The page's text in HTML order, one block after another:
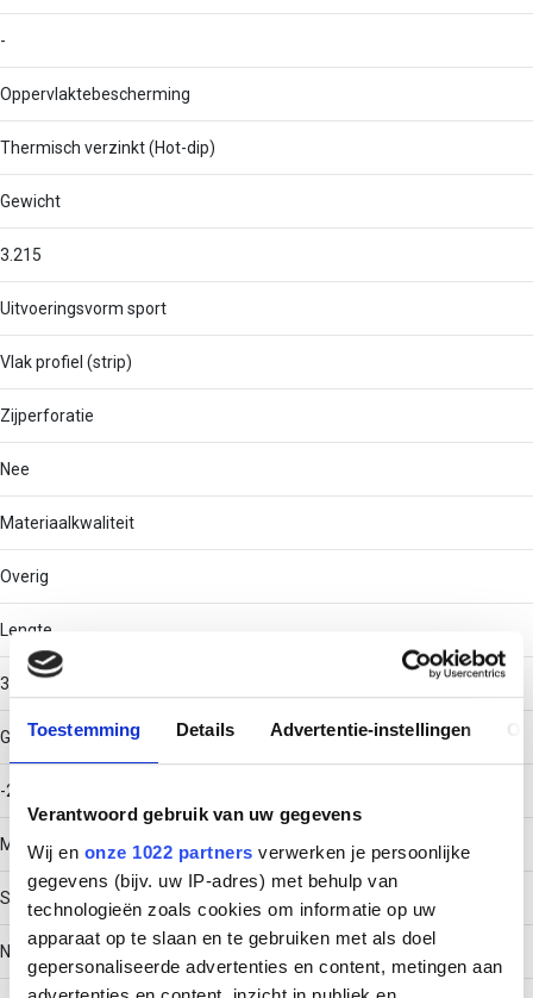
Toestemming Details Advertentie-instellingen
Verantwoord gebruik van uw gegevens
Wij en onze 1022 partners verwerken je persoonlijke
gegevens (bijv. uw IP-adres) met behulp van
technologieën zoals cookies om informatie op uw
apparaat op te slaan en te gebruiken met als doel
gepersonaliseerde advertenties en content, metingen aan
-
Oppervlaktebescherming
Thermisch verzinkt (Hot-dip)
Gewicht
3.215
Uitvoeringsvorm sport
Vlak profiel (strip)
Zijperforatie
Nee
Materiaalkwaliteit
Overig
Lengte
3000
Gebruikstemperatuur
-20 - 120
Materiaal
Staal
Nuttige doorsnede